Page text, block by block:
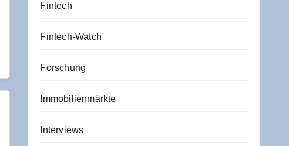
Fintech
Fintech-Watch
Forschung
Immobilienmärkte
Interviews